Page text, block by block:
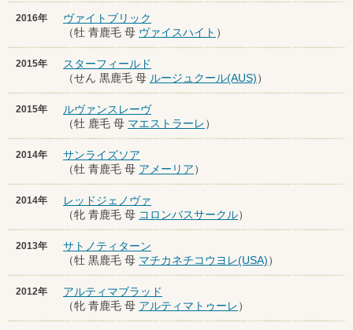
2016年
ヴァイトブリック
（牡 青鹿毛 母 ヴァイスハイト ）
2015年
スターフィールド
（せん 黒鹿毛 母 ルージュクール(AUS)）
2015年
ルヴァンスレーヴ
（牡 鹿毛 母 マエストラーレ）
2014年
サンライズソア
（牡 青鹿毛 母 アメーリア）
2014年
レッドジェノヴァ
（牝 青鹿毛 母 コロンバスサークル）
2013年
サトノティターン
（牡 黒鹿毛 母 マチカネチコウヨレ(USA)）
2012年
アルティマブラッド
（牝 青鹿毛 母 アルティマトゥーレ）